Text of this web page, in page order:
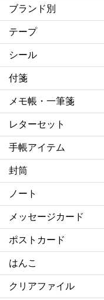
ブランド別
テープ
シール
付箋
メモ帳・一筆箋
レターセット
手帳アイテム
封筒
ノート
メッセージカード
ポストカード
はんこ
クリアファイル